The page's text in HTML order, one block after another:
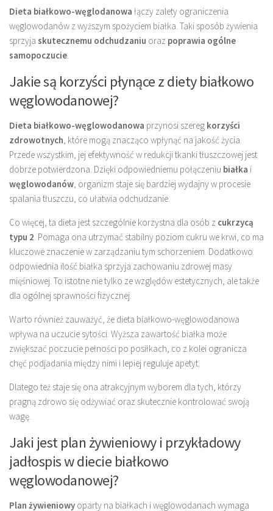
Dieta białkowo-węglodanowa łączy zalety ograniczenia
węglowodanów z wyższym spożyciem białka. Taki sposób żywienia
sprzyja skutecznemu odchudzaniu oraz poprawia ogólne
samopoczucie.
Jakie są korzyści płynące z diety białkowo
węglowodanowej?
Dieta białkowo-węglowodanowa przynosi szereg korzyści
zdrowotnych, które mogą znacząco wpłynąć na jakość życia.
Przede wszystkim, jej efektywność w redukcji tkanki tłuszczowej jest
dobrze potwierdzona. Dzięki odpowiedniemu połączeniu białka i
węglowodanów, organizm staje się bardziej wydajny w procesie
spalania tłuszczu, co ułatwia odchudzanie.
Co więcej, ta dieta jest szczególnie korzystna dla osób z cukrzycą
typu 2. Pomaga ona utrzymać stabilny poziom cukru we krwi, co ma
kluczowe znaczenie w zarządzaniu tym schorzeniem. Dodatkowo
odpowiednia ilość białka sprzyja zachowaniu zdrowej masy
mięśniowej. To istotne nie tylko ze względów estetycznych, ale także
dla ogólnej sprawności fizycznej.
Warto również zauważyć, że dieta białkowo-węglowodanowa
wpływa na uczucie sytości. Wyższa zawartość białka może
zwiększać poczucie pełności po posiłkach, co z kolei ogranicza
chęć podjadania między nimi i lepiej reguluje apetyt.
Dlatego też staje się ona atrakcyjnym wyborem dla tych, którzy
pragną zdrowo się odżywiać oraz skutecznie kontrolować swoją
wagę.
Jaki jest plan żywieniowy i przykładowy
jadłospis w diecie białkowo
węglowodanowej?
Plan żywieniowy oparty na białkach i węglowodanach wymaga